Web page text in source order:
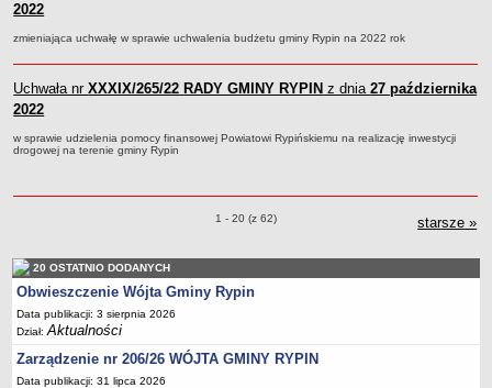
Realizacja inwestycji
Sprawozdania z wykonania budżetu
Sprawozdania finansowe
Informacje z wykonania budżetu gminy (w tym ulgi, odroczenia)
Interpretacje indywidualne
Preferencyjny zakup węgla
Wykaz spraw
Podania, wnioski, skargi i petycje
Zaświadczenia
Ewidencja ludności - obowiązek meldunkowy
2022
zmieniająca uchwałę w sprawie uchwalenia budżetu gminy Rypin na 2022 rok
Uchwała nrXXXIX/265/22 RADY GMINY RYPIN z dnia27 października
2022
w sprawie udzielenia pomocy finansowej Powiatowi Rypińskiemu na realizację inwestycji
drogowej na terenie gminy Rypin
Uchwały o pozycjach
1 - 20 (z 62) starsze »
20 OSTATNIO DODANYCH
Obwieszczenie Wójta Gminy Rypin
Data publikacji: 3 sierpnia 2026
Dział:Aktualności
Zarządzenie nr 206/26 WÓJTA GMINY RYPIN
Data publikacji: 31 lipca 2026